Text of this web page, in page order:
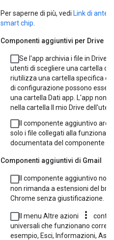
Per saperne di più, vedi Link di
smart chip
Componenti aggiuntivi per Drive
Se l'app archivia i file in Drive,
utenti di scegliere una cartella o
riutilizza una cartella specifica
di configurazione possono
una cartella Dati app. L'app non
nella cartella Il mio Drive
Il componente aggiuntivo
solo i file collegati alla
documentata del componente
Componenti aggiuntivi di Gmail
Il componente aggiuntivo non
non rimanda a estensioni del
Chrome senza giustificazione.
Il menu Altre azioni more_vert
universali che funzionano
esempio, Esci, Informazioni,